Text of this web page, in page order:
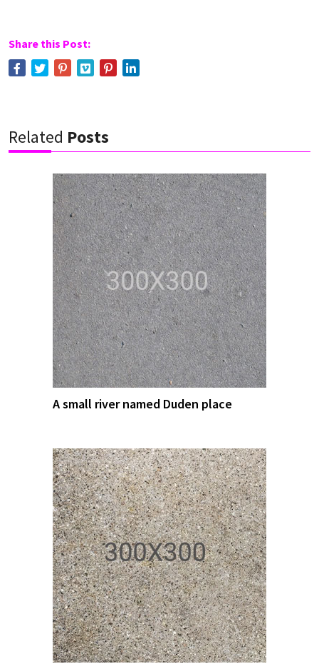
Share this Post:
Related Posts
A small river named Duden place